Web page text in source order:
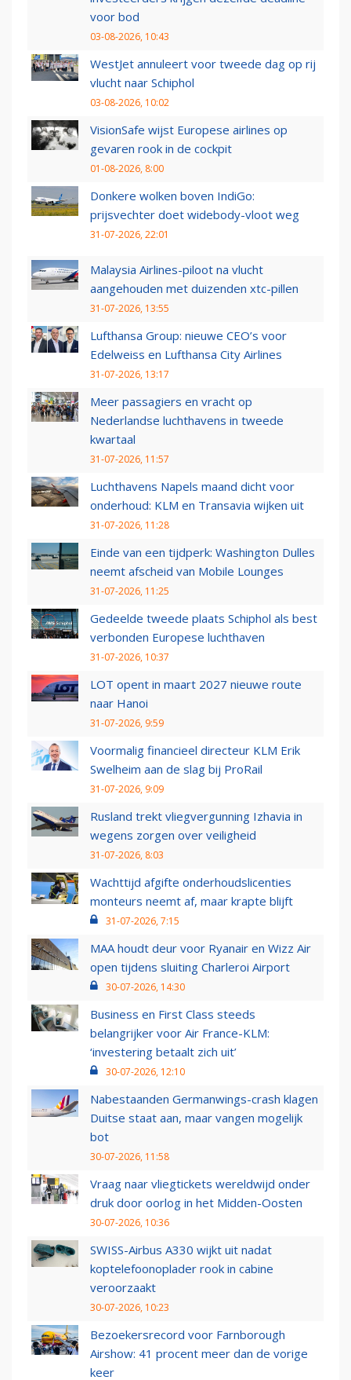
voor bod
03-08-2026, 10:43
WestJet annuleert voor tweede dag op rij
vlucht naar Schiphol
03-08-2026, 10:02
VisionSafe wijst Europese airlines op
gevaren rook in de cockpit
01-08-2026, 8:00
Donkere wolken boven IndiGo:
prijsvechter doet widebody-vloot weg
31-07-2026, 22:01
Malaysia Airlines-piloot na vlucht
aangehouden met duizenden xtc-pillen
31-07-2026, 13:55
Lufthansa Group: nieuwe CEO’s voor
Edelweiss en Lufthansa City Airlines
31-07-2026, 13:17
Meer passagiers en vracht op
Nederlandse luchthavens in tweede
kwartaal
31-07-2026, 11:57
Luchthavens Napels maand dicht voor
onderhoud: KLM en Transavia wijken uit
31-07-2026, 11:28
Einde van een tijdperk: Washington Dulles
neemt afscheid van Mobile Lounges
31-07-2026, 11:25
Gedeelde tweede plaats Schiphol als best
verbonden Europese luchthaven
31-07-2026, 10:37
LOT opent in maart 2027 nieuwe route
naar Hanoi
31-07-2026, 9:59
Voormalig financieel directeur KLM Erik
Swelheim aan de slag bij ProRail
31-07-2026, 9:09
Rusland trekt vliegvergunning Izhavia in
wegens zorgen over veiligheid
31-07-2026, 8:03
Wachttijd afgifte onderhoudslicenties
monteurs neemt af, maar krapte blijft
31-07-2026, 7:15
MAA houdt deur voor Ryanair en Wizz Air
open tijdens sluiting Charleroi Airport
30-07-2026, 14:30
Business en First Class steeds
belangrijker voor Air France-KLM:
‘investering betaalt zich uit’
30-07-2026, 12:10
Nabestaanden Germanwings-crash klagen
Duitse staat aan, maar vangen mogelijk
bot
30-07-2026, 11:58
Vraag naar vliegtickets wereldwijd onder
druk door oorlog in het Midden-Oosten
30-07-2026, 10:36
SWISS-Airbus A330 wijkt uit nadat
koptelefoonoplader rook in cabine
veroorzaakt
30-07-2026, 10:23
Bezoekersrecord voor Farnborough
Airshow: 41 procent meer dan de vorige
keer